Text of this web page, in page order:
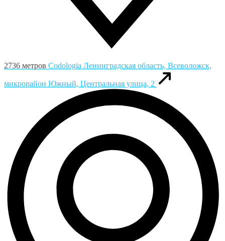
2736 метров Codologia Ленинградская область, Всеволожск,
микрорайон Южный, Центральная улица, 2